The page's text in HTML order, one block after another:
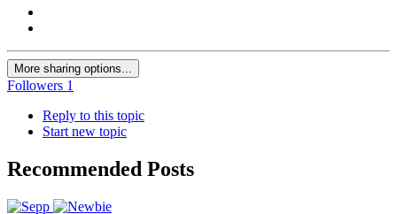
More sharing options...
Followers 1
Reply to this topic
Start new topic
Recommended Posts